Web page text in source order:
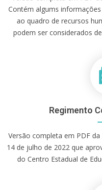
Contém algums
ao quadro de recursos
podem ser considerados
Regimento
Versão completa em PDF da
14 de julho de 2022 que
do Centro Estadual de